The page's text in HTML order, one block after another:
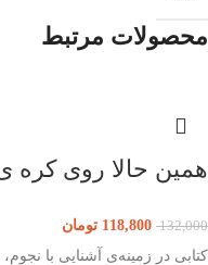
محصولات مرتبط
همین حالا روی کره
132,000
118,800 تومان
کتابی در زمینه‌ی آشنایی با